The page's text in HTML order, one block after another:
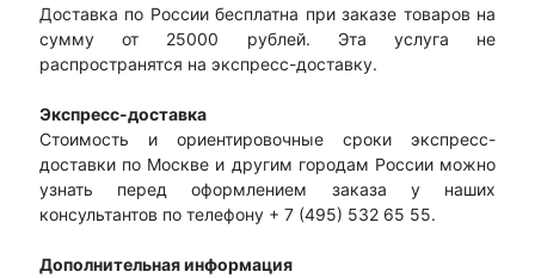
Доставка по России бесплатна при заказе товаров на
сумму от 25000 рублей. Эта услуга не
распространятся на экспресс-доставку.
Экспресс-доставка
Стоимость и ориентировочные сроки экспресс-
доставки по Москве и другим городам России можно
узнать перед оформлением заказа у наших
консультантов по телефону + 7 (495) 532 65 55.
Дополнительная информация